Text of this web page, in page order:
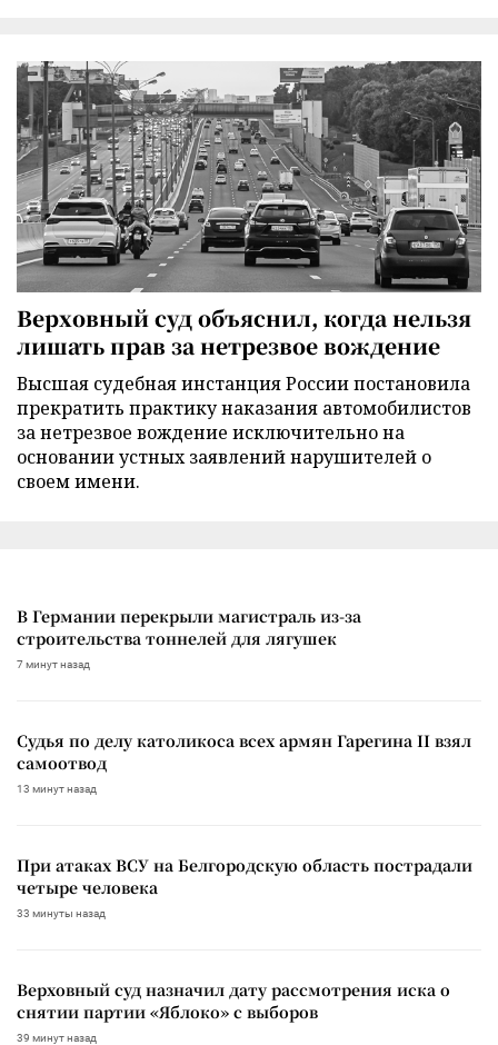
Верховный суд объяснил, когда нельзя
лишать прав за нетрезвое вождение
Высшая судебная инстанция России постановила
прекратить практику наказания автомобилистов
за нетрезвое вождение исключительно на
основании устных заявлений нарушителей о
своем имени.
В Германии перекрыли магистраль из-за
строительства тоннелей для лягушек
7 минут назад
Судья по делу католикоса всех армян Гарегина II взял
самоотвод
13 минут назад
При атаках ВСУ на Белгородскую область пострадали
четыре человека
33 минуты назад
Верховный суд назначил дату рассмотрения иска о
снятии партии «Яблоко» с выборов
39 минут назад